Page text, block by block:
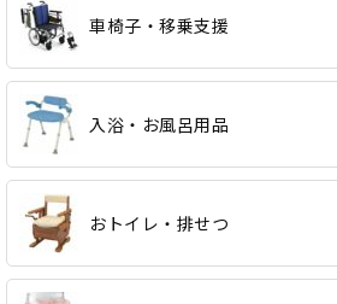
車椅子・移乗支援
入浴・お風呂用品
おトイレ・排せつ